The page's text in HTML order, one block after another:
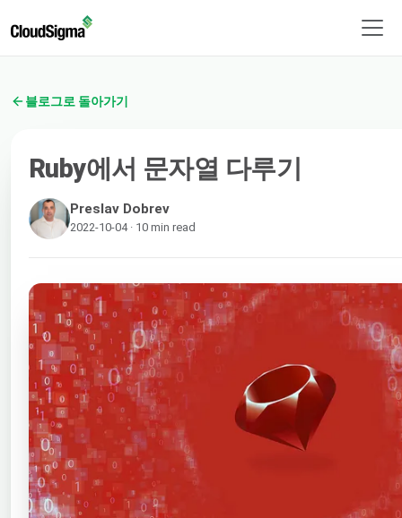
블로그로 돌아가기
Ruby에서 문자열 다루기
Preslav Dobrev
2022-10-04 · 10 min read